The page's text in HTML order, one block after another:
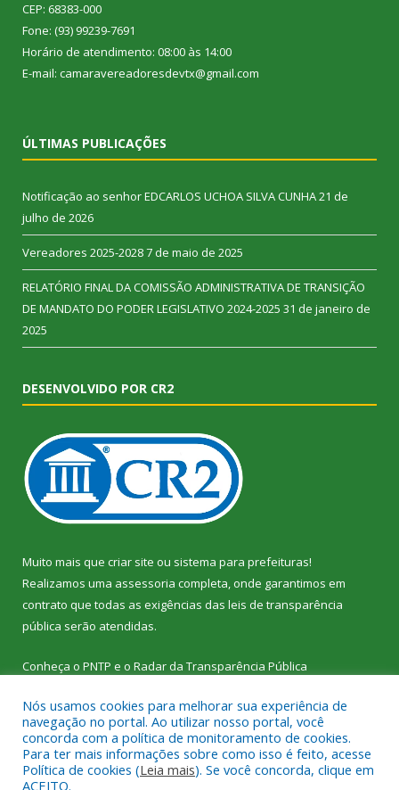
CEP: 68383-000
Fone: (93) 99239-7691
Horário de atendimento: 08:00 às 14:00
E-mail: camaravereadoresdevtx@gmail.com
ÚLTIMAS PUBLICAÇÕES
Notificação ao senhor EDCARLOS UCHOA SILVA CUNHA21 de
julho de 2026
Vereadores 2025-20287 de maio de 2025
RELATÓRIO FINAL DA COMISSÃO ADMINISTRATIVA DE TRANSIÇÃO
DE MANDATO DO PODER LEGISLATIVO 2024-2025 31 de janeiro de
2025
DESENVOLVIDO POR CR2
Muito mais que criar site ou sistema para prefeituras!
Realizamos uma assessoria completa, onde garantimos em
contrato que todas as exigências das leis de transparência
pública serão atendidas.
Conheça o PNTP e o Radar da Transparência Pública
Todos os direitos reservados a Câmara Municipal de Vitória do
Xingu.
Nós usamos cookies para melhorar sua experiência de
navegação no portal. Ao utilizar nosso portal, você
concorda com a política de monitoramento de cookies.
Para ter mais informações sobre como isso é feito, acesse
Política de cookies (Leia mais). Se você concorda, clique em
ACEITO.